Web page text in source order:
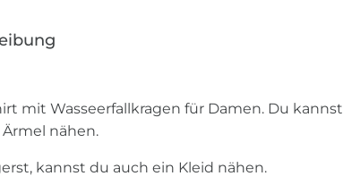
mit Wasseerfallkragen für Damen. Du kannst
nähen.
kannst du auch ein Kleid nähen.